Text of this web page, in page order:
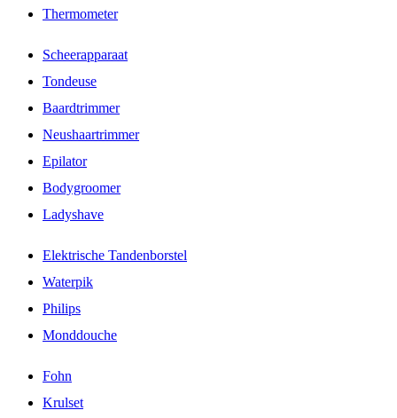
Thermometer
Scheerapparaat
Tondeuse
Baardtrimmer
Neushaartrimmer
Epilator
Bodygroomer
Ladyshave
Elektrische Tandenborstel
Waterpik
Philips
Monddouche
Fohn
Krulset